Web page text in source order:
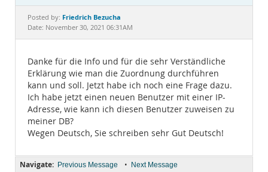
Downloads
Posted by: Friedrich Bezucha
Date: November 30, 2021 06:31AM
Danke für die Info und für die sehr Verständliche
Erklärung wie man die Zuordnung durchführen
kann und soll. Jetzt habe ich noch eine Frage dazu.
Ich habe jetzt einen neuen Benutzer mit einer IP-
Adresse, wie kann ich diesen Benutzer zuweisen zu
meiner DB?
Wegen Deutsch, Sie schreiben sehr Gut Deutsch!
Navigate: Previous Message • Next Message